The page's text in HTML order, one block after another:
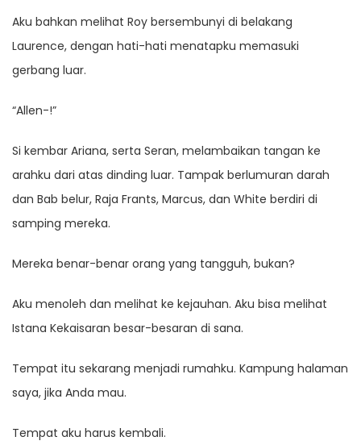
Aku bahkan melihat Roy bersembunyi di belakang
Laurence, dengan hati-hati menatapku memasuki
gerbang luar.
“Allen-!”
Si kembar Ariana, serta Seran, melambaikan tangan ke
arahku dari atas dinding luar. Tampak berlumuran darah
dan Bab belur, Raja Frants, Marcus, dan White berdiri di
samping mereka.
Mereka benar-benar orang yang tangguh, bukan?
Aku menoleh dan melihat ke kejauhan. Aku bisa melihat
Istana Kekaisaran besar-besaran di sana.
Tempat itu sekarang menjadi rumahku. Kampung halaman
saya, jika Anda mau.
Tempat aku harus kembali.